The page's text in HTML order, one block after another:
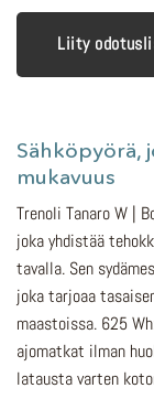
Voit
tuotteen
Liity
Sähköpyörä,
mukavuus
Trenoli Tanaro W |
joka yhdistää
tavalla. Sen
joka tarjoaa
maastoissa. 625
ajomatkat ilman
latausta varten